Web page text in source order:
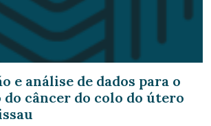
e análise de dados para o
câncer do colo do útero